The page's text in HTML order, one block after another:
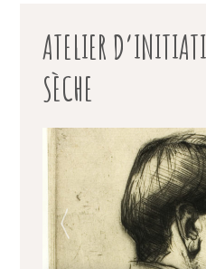
ATELIER
SÈCHE